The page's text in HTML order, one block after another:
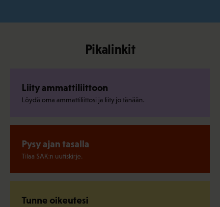
Pikalinkit
Liity ammattiliittoon
Löydä oma ammattiliittosi ja liity jo tänään.
Pysy ajan tasalla
Tilaa SAK:n uutiskirje.
Tunne oikeutesi